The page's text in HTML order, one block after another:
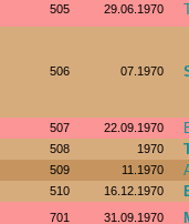
505 29.06.1970
506 07.1970
507 22.09.1970
508 1970
509 11.1970
510 16.12.1970
701 31.09.1970